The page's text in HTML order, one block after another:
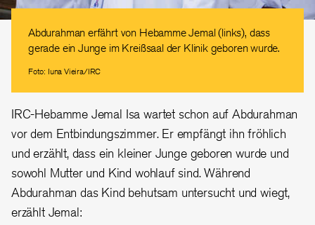
Abdurahman erfährt von Hebamme Jemal (links), dass
gerade ein Junge im Kreißsaal der Klinik geboren wurde.
Foto: Iuna Vieira/IRC
IRC-Hebamme Jemal Isa wartet schon auf Abdurahman
vor dem Entbindungszimmer. Er empfängt ihn fröhlich
und erzählt, dass ein kleiner Junge geboren wurde und
sowohl Mutter und Kind wohlauf sind. Während
Abdurahman das Kind behutsam untersucht und wiegt,
erzählt Jemal: